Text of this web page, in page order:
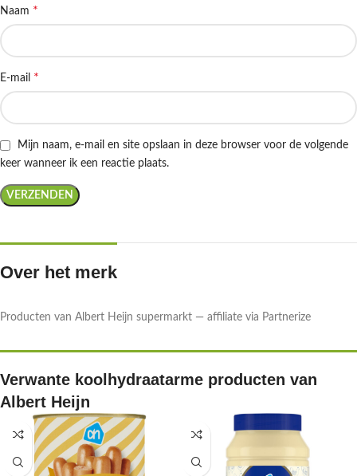
Naam *
E-mail *
Mijn naam, e-mail en site opslaan in deze browser voor de volgende
keer wanneer ik een reactie plaats.
Over het merk
Producten van Albert Heijn supermarkt — affiliate via Partnerize
Verwante koolhydraatarme producten van
Albert Heijn